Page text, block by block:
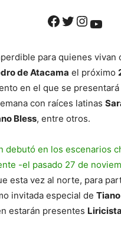
Facebook Twitter Instagram YouTube
para quienes vivan
de Atacama el próximo
en el que se
con raíces latinas
Bless, entre otros.
debutó en los escenarios
-el pasado 27 de
esta vez al norte, para
invitada especial de
estarán presentes